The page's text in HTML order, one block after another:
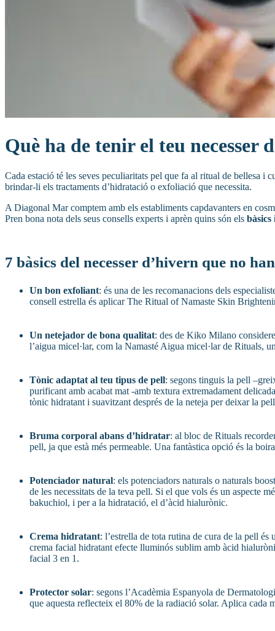
Què ha de tenir el teu necesser
Cada estació té les seves peculiaritats pel que fa al ritual de bellesa i
brindar-li els tractaments d’hidratació o exfoliació que necessita.
A Diagonal Mar comptem amb els establiments capdavanters en
Pren bona nota dels seus consells experts i aprèn quins són els bàsics
7 bàsics del necesser d’hivern que no
Un bon exfoliant: és una de les recomanacions dels
consell estrella és aplicar The Ritual of Namaste Skin
Un netejador de bona qualitat: des de Kiko Milano
l’aigua micel·lar, com la Namasté Aigua micel·lar de Rituals,
Tònic adaptat al teu tipus de pell: segons tinguis la pell
purificant amb acabat mat -amb textura extremadament
tònic hidratant i suavitzant després de la neteja per deixar la
Bruma corporal abans d’hidratar: al bloc de Rituals
pell, ja que està més permeable. Una fantàstica opció és la
Potenciador natural: els potenciadors naturals o naturals
de les necessitats de la teva pell. Si el que vols és un aspecte
bakuchiol, i per a la hidratació, el d’àcid hialurònic.
Crema hidratant: l’estrella de tota rutina de cura de la pell
crema facial hidratant efecte lluminós sublim amb àcid
facial 3 en 1.
Protector solar: segons l’Acadèmia Espanyola de
que aquesta reflecteix el 80% de la radiació solar. Aplica cada